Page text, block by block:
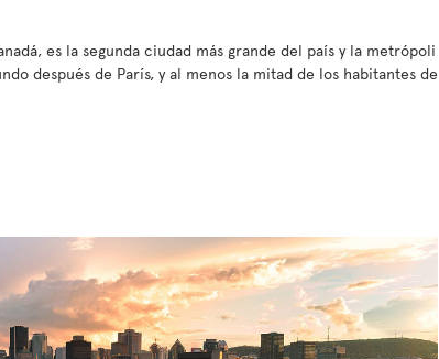
es la segunda ciudad más grande del país y la metrópoli
después de París, y al menos la mitad de los habitantes de